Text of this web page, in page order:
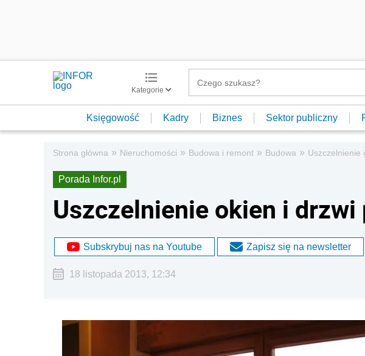
Kategorie
Księgowość Kadry Biznes Sektor publiczny
Strona główna » Nieruchomości » Budowa i remont » Budowa » Uszczelnienie
Porada Infor.pl
Uszczelnienie okien i
Subskrybuj nas na Youtube Zapisz się na newsletter
18 listopada 2013, 12:34